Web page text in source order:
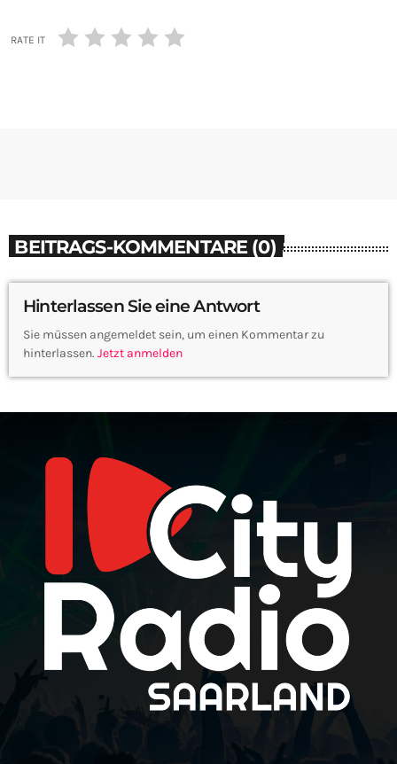
RATE IT
BEITRAGS-KOMMENTARE (0)
Hinterlassen Sie eine Antwort
Sie müssen angemeldet sein, um einen Kommentar zu
hinterlassen. Jetzt anmelden